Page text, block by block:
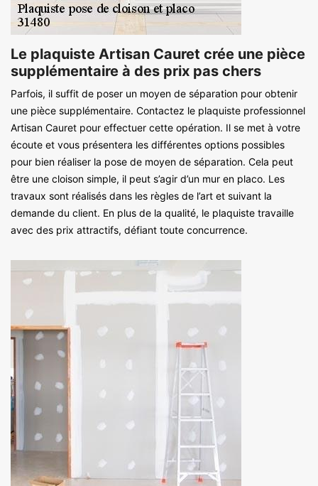
Le plaquiste Artisan Cauret crée une pièce
supplémentaire à des prix pas chers
Parfois, il suffit de poser un moyen de séparation pour obtenir
une pièce supplémentaire. Contactez le plaquiste professionnel
Artisan Cauret pour effectuer cette opération. Il se met à votre
écoute et vous présentera les différentes options possibles
pour bien réaliser la pose de moyen de séparation. Cela peut
être une cloison simple, il peut s’agir d’un mur en placo. Les
travaux sont réalisés dans les règles de l’art et suivant la
demande du client. En plus de la qualité, le plaquiste travaille
avec des prix attractifs, défiant toute concurrence.